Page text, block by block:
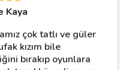
Kaya
çok tatlı ve güler
kızım bile
bırakıp oyunlara